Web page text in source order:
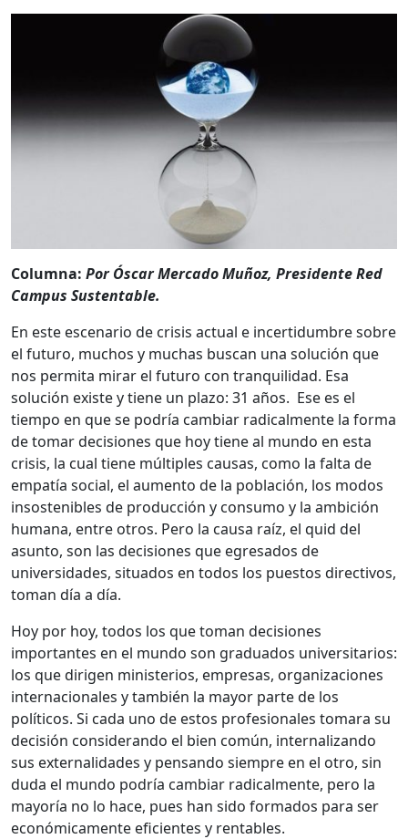
Columna: Por Óscar Mercado Muñoz, Presidente Red
Campus Sustentable.
En este escenario de crisis actual e incertidumbre sobre
el futuro, muchos y muchas buscan una solución que
nos permita mirar el futuro con tranquilidad. Esa
solución existe y tiene un plazo: 31 años. Ese es el
tiempo en que se podría cambiar radicalmente la forma
de tomar decisiones que hoy tiene al mundo en esta
crisis, la cual tiene múltiples causas, como la falta de
empatía social, el aumento de la población, los modos
insostenibles de producción y consumo y la ambición
humana, entre otros. Pero la causa raíz, el quid del
asunto, son las decisiones que egresados de
universidades, situados en todos los puestos directivos,
toman día a día.
Hoy por hoy, todos los que toman decisiones
importantes en el mundo son graduados universitarios:
los que dirigen ministerios, empresas, organizaciones
internacionales y también la mayor parte de los
políticos. Si cada uno de estos profesionales tomara su
decisión considerando el bien común, internalizando
sus externalidades y pensando siempre en el otro, sin
duda el mundo podría cambiar radicalmente, pero la
mayoría no lo hace, pues han sido formados para ser
económicamente eficientes y rentables.